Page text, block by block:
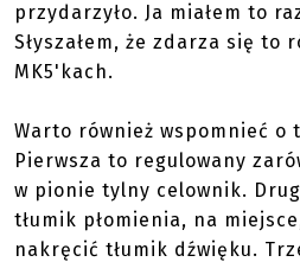
przydarzyło. Ja miałem to
Słyszałem, że zdarza się to
MK5'kach.
Warto również wspomnieć o
Pierwsza to regulowany
w pionie tylny celownik.
tłumik płomienia, na
nakręcić tłumik dźwięku.